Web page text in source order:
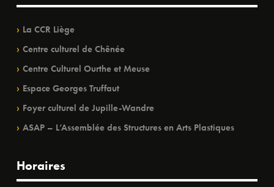
La CCR Liège
Centre culturel de Chênée
Centre Culturel Ourthe et Meuse
Espace Georges Truffaut
Foyer culturel de Jupille-Wandre
ASAP – L’Assemblée des Structures en Arts Plastiques
Horaires